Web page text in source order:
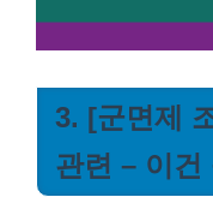
3. [군면제
관련 – 이건